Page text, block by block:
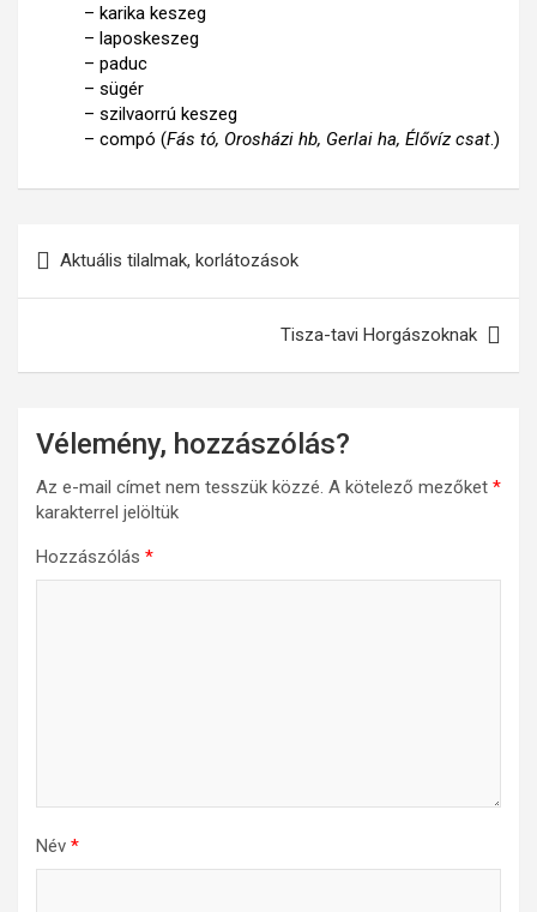
– karika keszeg
– laposkeszeg
– paduc
– sügér
– szilvaorrú keszeg
– compó (Fás tó, Orosházi hb, Gerlai ha, Élővíz csat.)
navigáció
Aktuális tilalmak, korlátozások
Tisza-tavi Horgászoknak
Vélemény, hozzászólás?
Az e-mail címet nem tesszük közzé. A kötelező mezőket *
karakterrel jelöltük
Hozzászólás *
Név *